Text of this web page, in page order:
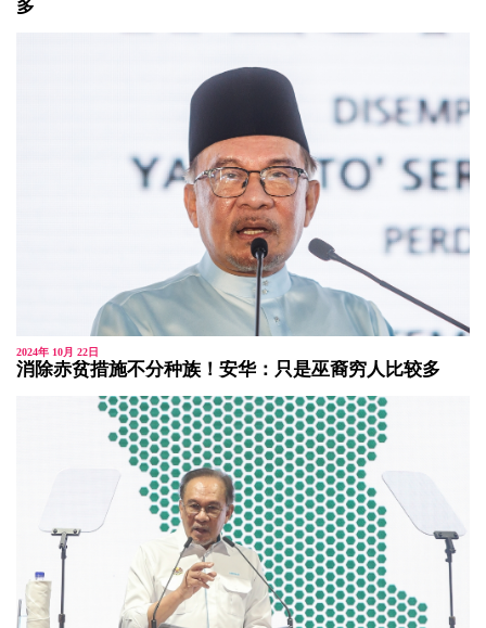
多
2024年 10月 22日
消除赤贫措施不分种族！安华：只是巫裔穷人比较多